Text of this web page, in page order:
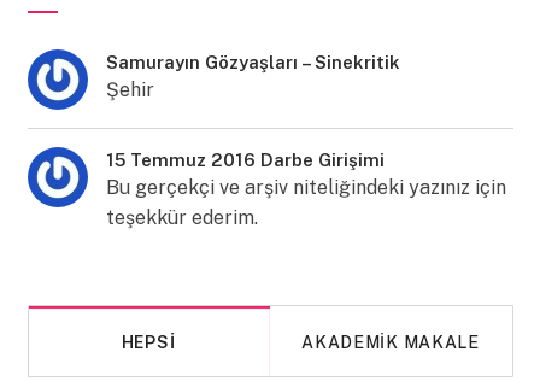
Samurayın Gözyaşları – Sinekritik
Şehir
15 Temmuz 2016 Darbe Girişimi
Bu gerçekçi ve arşiv niteliğindeki yazınız için
teşekkür ederim.
HEPSI AKADEMIK MAKALE